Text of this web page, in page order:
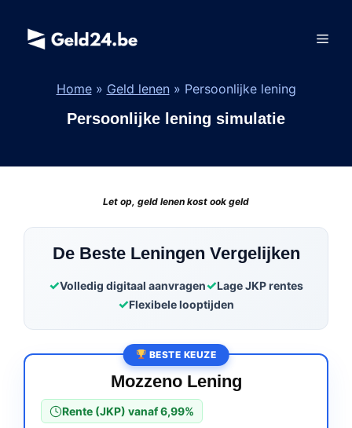
Home» Geld lenen » Persoonlijke lening
Persoonlijke lening simulatie
Let op, geld lenen kost ook geld
De Beste Leningen Vergelijken
Volledig digitaal aanvragen
Lage JKP rentes
Flexibele looptijden
BESTE KEUZE
Mozzeno Lening
Rente (JKP) vanaf 6,99%